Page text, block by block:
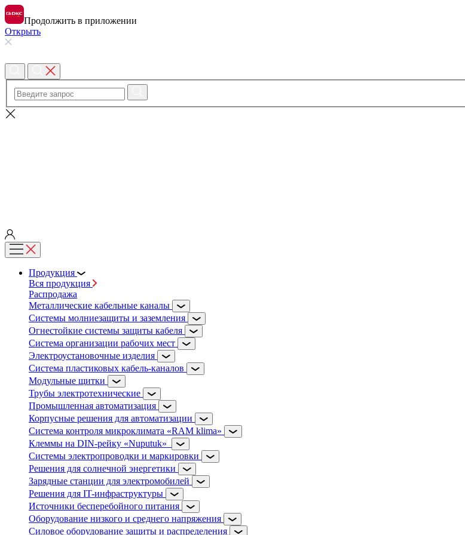
Продолжить в приложении
Открыть
Продукция
Вся продукция
Распродажа
Металлические кабельные каналы
Системы молниезащиты и заземления
Огнестойкие системы защиты кабеля
Система организации рабочих мест
Электроустановочные изделия
Система пластиковых кабель-каналов
Модульные щитки
Трубы электротехнические
Промышленная автоматизация
Корпусные решения для автоматизации
Система контроля микроклимата «RAM klima»
Клеммы на DIN-рейку «Nuputuk»
Системы электропроводки и маркировки
Решения для солнечной энергетики
Зарядные станции для электромобилей
Решения для IT-инфраструктуры
Источники бесперебойного питания
Оборудование низкого и среднего напряжения
Силовое оборудование защиты и распределения